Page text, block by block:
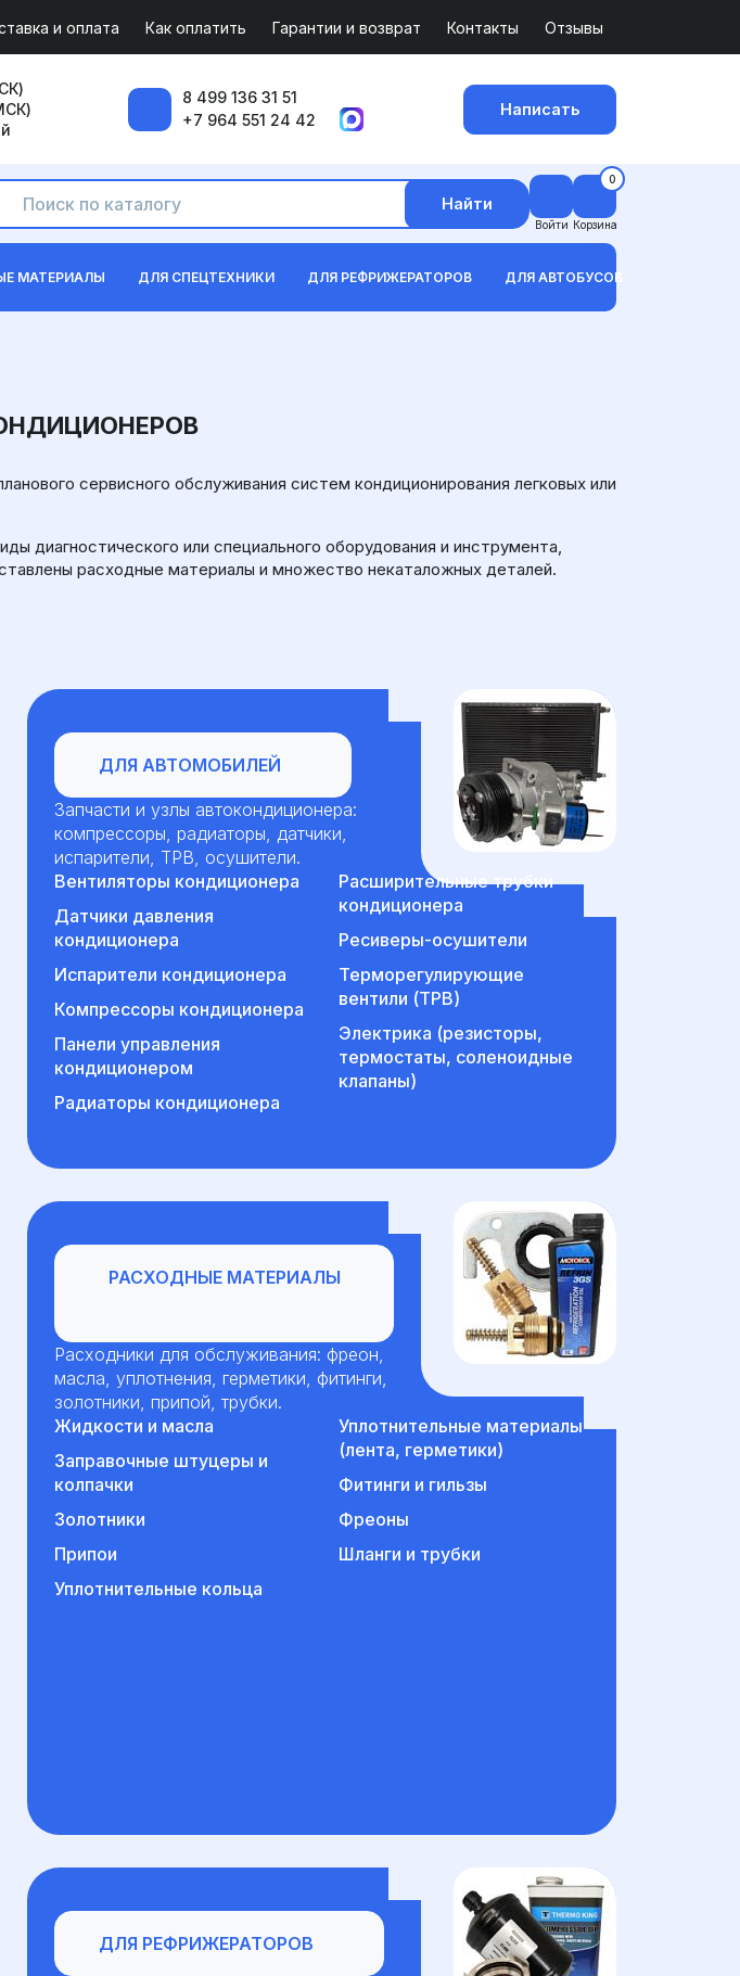
и оплата Как оплатить Гарантии и возврат Контакты Отзывы
8 499 136 31 51
+7 964 551 24 42
Написать
Найти
Войти
0
Корзина
МАТЕРИАЛЫ ДЛЯ СПЕЦТЕХНИКИ ДЛЯ РЕФРИЖЕРАТОРОВ ДЛЯ АВТОБУСОВ
сервисного обслуживания систем кондиционирования легковых или
диагностического или специального оборудования и инструмента,
расходные материалы и множество некаталожных деталей.
Для автомобилей
ДЛЯ АВТОМОБИЛЕЙ
Запчасти и узлы автокондиционера:
компрессоры, радиаторы, датчики,
испарители, ТРВ, осушители.
Вентиляторы кондиционера
Датчики давления
кондиционера
Испарители кондиционера
Компрессоры кондиционера
Панели управления
кондиционером
Радиаторы кондиционера
Расширительные трубки
кондиционера
Ресиверы-осушители
Терморегулирующие
вентили (ТРВ)
Электрика (резисторы,
термостаты, соленоидные
клапаны)
Расходные материалы
РАСХОДНЫЕ МАТЕРИАЛЫ
Расходники для обслуживания: фреон,
масла, уплотнения, герметики, фитинги,
золотники, припой, трубки.
Жидкости и масла
Заправочные штуцеры и
колпачки
Золотники
Припои
Уплотнительные кольца
Уплотнительные материалы
(лента, герметики)
Фитинги и гильзы
Фреоны
Шланги и трубки
Для рефрижераторов
ДЛЯ РЕФРИЖЕРАТОРОВ